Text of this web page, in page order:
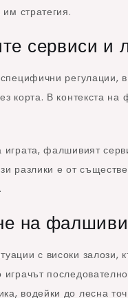
стратегия.
сервиси и
корта. В контекста
фалшивият
разлики е от
на
с високи залози,
водейки до лесна